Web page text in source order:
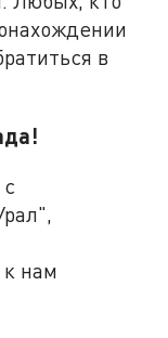
в
нам